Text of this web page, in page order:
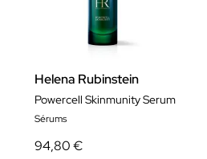
Helena Rubinstein
Powercell Skinmunity Serum
Sérums
94,80 €